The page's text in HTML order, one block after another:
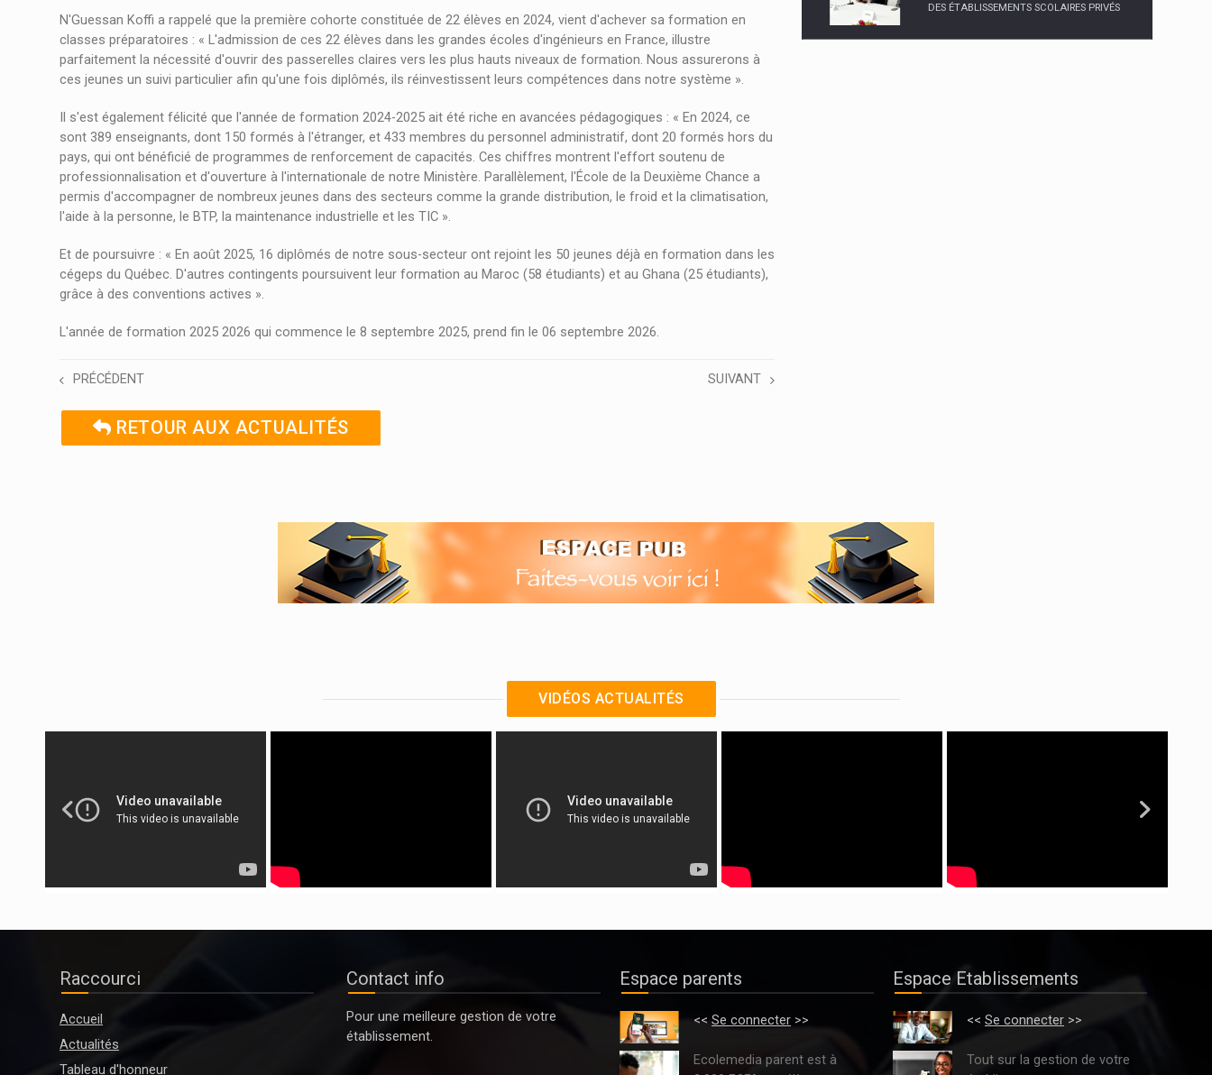
N'Guessan Koffi a rappelé que la première cohorte constituée de 22 élèves en 2024, vient d'achever sa formation en
classes préparatoires : « L'admission de ces 22 élèves dans les grandes écoles d'ingénieurs en France, illustre
parfaitement la nécessité d'ouvrir des passerelles claires vers les plus hauts niveaux de formation. Nous assurerons à
ces jeunes un suivi particulier afin qu'une fois diplômés, ils réinvestissent leurs compétences dans notre système ».
Il s'est également félicité que l'année de formation 2024-2025 ait été riche en avancées pédagogiques : « En 2024, ce
sont 389 enseignants, dont 150 formés à l'étranger, et 433 membres du personnel administratif, dont 20 formés hors du
pays, qui ont bénéficié de programmes de renforcement de capacités. Ces chiffres montrent l'effort soutenu de
professionnalisation et d'ouverture à l'internationale de notre Ministère. Parallèlement, l'École de la Deuxième Chance a
permis d'accompagner de nombreux jeunes dans des secteurs comme la grande distribution, le froid et la climatisation,
l'aide à la personne, le BTP, la maintenance industrielle et les TIC ».
Et de poursuivre : « En août 2025, 16 diplômés de notre sous-secteur ont rejoint les 50 jeunes déjà en formation dans les
cégeps du Québec. D'autres contingents poursuivent leur formation au Maroc (58 étudiants) et au Ghana (25 étudiants),
grâce à des conventions actives ».
L'année de formation 2025 2026 qui commence le 8 septembre 2025, prend fin le 06 septembre 2026.
PRÉCÉDENT SUIVANT
RETOUR AUX ACTUALITÉS
DES ÉTABLISSEMENTS SCOLAIRES PRIVÉS
VIDÉOS ACTUALITÉS
Raccourci
Accueil
Actualités
Tableau d'honneur
Contact info
Pour une meilleure gestion de votre
établissement.
Espace parents
<<Se connecter >>
Ecolemedia parent est à
Espace Etablissements
<< Se connecter >>
Tout sur la gestion de votre